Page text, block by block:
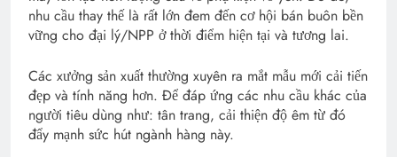
nhu cầu thay thế là rất lớn đem đến cơ hội bán buôn bền
vững cho đại lý/NPP ở thời điểm hiện tại và tương lai.
Các xưởng sản xuất thường xuyên ra mắt mẫu mới cải tiến
đẹp và tính năng hơn. Để đáp ứng các nhu cầu khác của
người tiêu dùng như: tân trang, cải thiện độ êm từ đó
đẩy mạnh sức hút ngành hàng này.